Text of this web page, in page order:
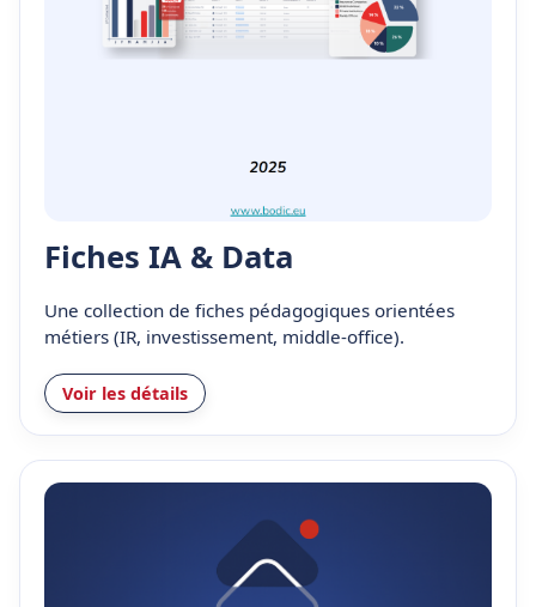
Fiches IA & Data
Une collection de fiches pédagogiques orientées
métiers (IR, investissement, middle-office).
Voir les détails